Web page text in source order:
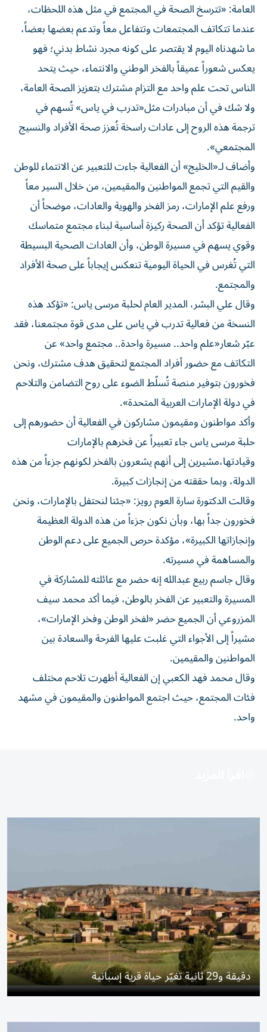
العامة: «تترسخ الصحة في المجتمع في مثل هذه اللحظات،
عندما تتكاتف المجتمعات وتتفاعل معاً وتدعم بعضها بعضاً،
ما شهدناه اليوم لا يقتصر على كونه مجرد نشاط بدني؛ فهو
يعكس شعوراً عميقاً بالفخر الوطني والانتماء، حيث يتحد
الناس تحت علم واحد مع التزام مشترك بتعزيز الصحة العامة،
ولا شك في أن مبادرات مثل«تدرب في ياس» تُسهم في
ترجمة هذه الروح إلى عادات راسخة تُعزز صحة الأفراد والنسيج
المجتمعي».
وأضاف لـ«الخليج» أن الفعالية جاءت للتعبير عن الانتماء للوطن
والقيم التي تجمع المواطنين والمقيمين، من خلال السير معاً
ورفع علم الإمارات، رمز الفخر والهوية والعادات، موضحاً أن
الفعالية تؤكد أن الصحة ركيزة أساسية لبناء مجتمع متماسك
وقوي يسهم في مسيرة الوطن، وأن العادات الصحية البسيطة
التي تُغرس في الحياة اليومية تنعكس إيجاباً على صحة الأفراد
والمجتمع.
وقال علي البشر، المدير العام لحلبة مرسى ياس: «تؤكد هذه
النسخة من فعالية تدرب في ياس على مدى قوة مجتمعنا، فقد
عبّر شعار«علم واحد.. مسيرة واحدة.. مجتمع واحد» عن
التكاتف مع حضور أفراد المجتمع لتحقيق هدف مشترك، ونحن
فخورون بتوفير منصة تُسلّط الضوء على روح التضامن والتلاحم
في دولة الإمارات العربية المتحدة».
وأكد مواطنون ومقيمون مشاركون في الفعالية أن حضورهم إلى
حلبة مرسى ياس جاء تعبيراً عن فخرهم بالإمارات
وقيادتها،مشيرين إلى أنهم يشعرون بالفخر لكونهم جزءاً من هذه
الدولة، وبما حققته من إنجازات كبيرة.
وقالت الدكتورة سارة العوم رويز: «جئنا لنحتفل بالإمارات، ونحن
فخورون جداً بها، وبأن نكون جزءاً من هذه الدولة العظيمة
وإنجازاتها الكبيرة»، مؤكدة حرص الجميع على دعم الوطن
والمساهمة في مسيرته.
وقال جاسم ربيع عبدالله إنه حضر مع عائلته للمشاركة في
المسيرة والتعبير عن الفخر بالوطن، فيما أكد محمد سيف
المزروعي أن الجميع حضر «لفخر الوطن وفخر الإمارات»،
مشيراً إلى الأجواء التي غلبت عليها الفرحة والسعادة بين
المواطنين والمقيمين.
وقال محمد فهد الكعبي إن الفعالية أظهرت تلاحم مختلف
فئات المجتمع، حيث اجتمع المواطنون والمقيمون في مشهد
واحد.
دقيقة و29 ثانية تغيّر حياة قرية إسبانية